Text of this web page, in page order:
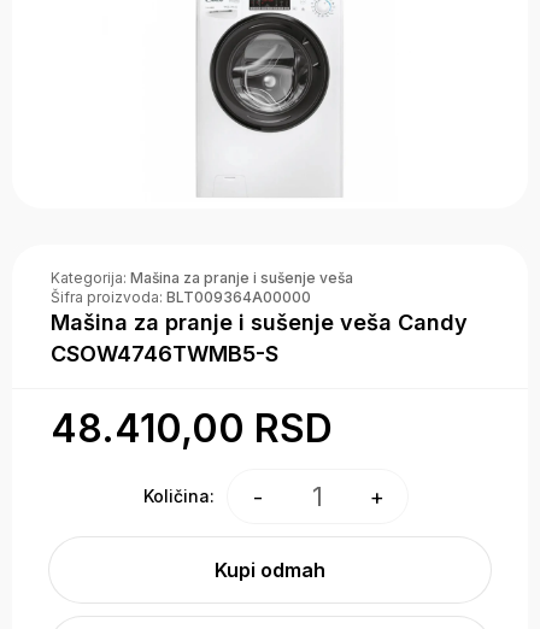
Kategorija: Mašina za pranje i sušenje veša
Šifra proizvoda: BLT009364A00000
Mašina za pranje i sušenje veša Candy
CSOW4746TWMB5-S
48.410,00 RSD
Količina: - 1 +
Kupi odmah